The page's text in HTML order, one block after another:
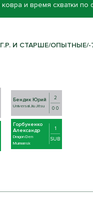
и время схватки по
И СТАРШЕ/ОПЫТНЫЕ/-
Бендик Юрий
Universal Jiu Jitsu
2
0 0
Горбуненко
Александр
Dragon Den
Murmansk
1
SUB